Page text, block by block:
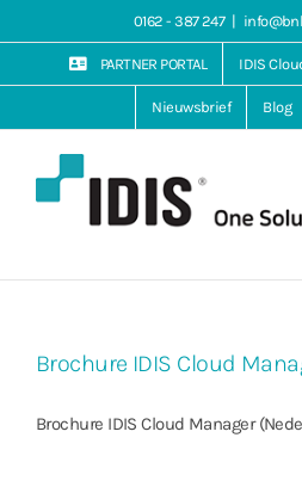
naar
0162 - 387 247 |
PARTNER PORTAL IDIS
Nieuwsbrief Blog
Brochure IDIS Cloud
Brochure IDIS Cloud Manager